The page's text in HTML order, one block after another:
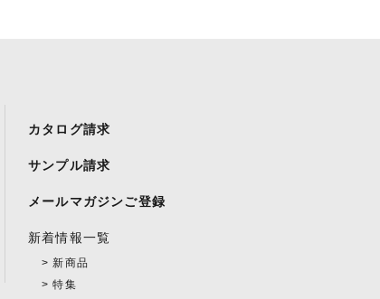
カタログ請求
サンプル請求
メールマガジンご登録
新着情報一覧
新商品
特集